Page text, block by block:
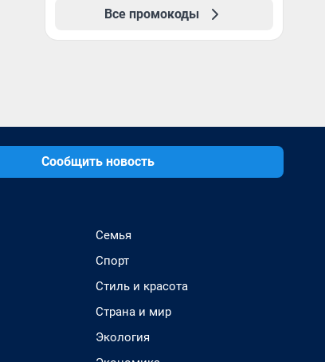
Все промокоды
Сообщить новость
Семья
Спорт
Стиль и красота
Страна и мир
Экология